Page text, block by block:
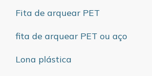
Fita de arquear PET
fita de arquear PET ou aço
Lona plástica